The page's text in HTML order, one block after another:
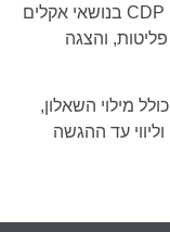
הכנה והגשה של שאלוני CDP בנושאי אקלים
פליטות, והצגה
מילוי השאלון,
עד ההגשה